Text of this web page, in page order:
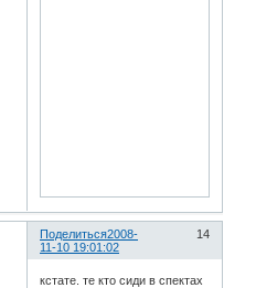
Поделиться 14
2008-
11-10 19:01:02
кстате. те кто сиди в спектах